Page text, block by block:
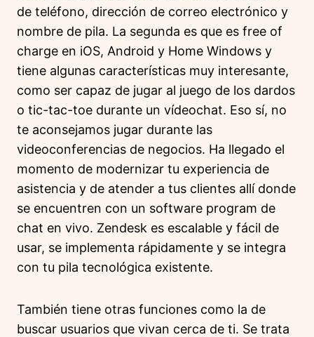
de teléfono, dirección de correo electrónico y
nombre de pila. La segunda es que es free of
charge en iOS, Android y Home Windows y
tiene algunas características muy interesante,
como ser capaz de jugar al juego de los dardos
o tic-tac-toe durante un vídeochat. Eso sí, no
te aconsejamos jugar durante las
videoconferencias de negocios. Ha llegado el
momento de modernizar tu experiencia de
asistencia y de atender a tus clientes allí donde
se encuentren con un software program de
chat en vivo. Zendesk es escalable y fácil de
usar, se implementa rápidamente y se integra
con tu pila tecnológica existente.
También tiene otras funciones como la de
buscar usuarios que vivan cerca de ti. Se trata